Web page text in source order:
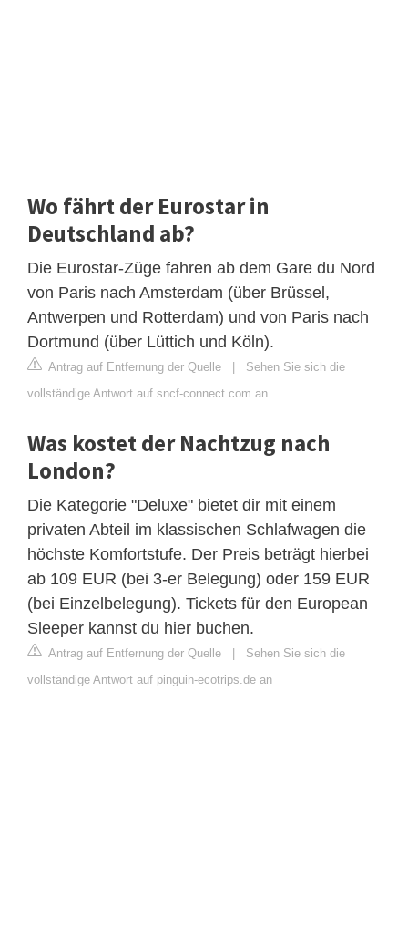
Wo fährt der Eurostar in
Deutschland ab?
Die Eurostar-Züge fahren ab dem Gare du Nord
von Paris nach Amsterdam (über Brüssel,
Antwerpen und Rotterdam) und von Paris nach
Dortmund (über Lüttich und Köln).
Antrag auf Entfernung der Quelle
Sehen Sie sich die
vollständige Antwort auf sncf-connect.com an
Was kostet der Nachtzug nach
London?
Die Kategorie "Deluxe" bietet dir mit einem
privaten Abteil im klassischen Schlafwagen die
höchste Komfortstufe. Der Preis beträgt hierbei
ab 109 EUR (bei 3-er Belegung) oder 159 EUR
(bei Einzelbelegung). Tickets für den European
Sleeper kannst du hier buchen.
Antrag auf Entfernung der Quelle
Sehen Sie sich die
vollständige Antwort auf pinguin-ecotrips.de an